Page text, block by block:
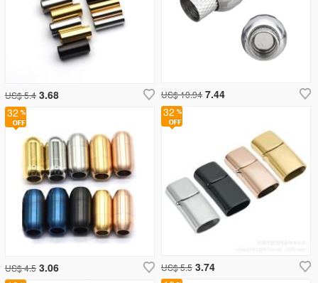
32
US$ 4.5 3.06
US$ 5.4 3.68
32
US$ 5.5 3.74
US$ 10.94 7.44